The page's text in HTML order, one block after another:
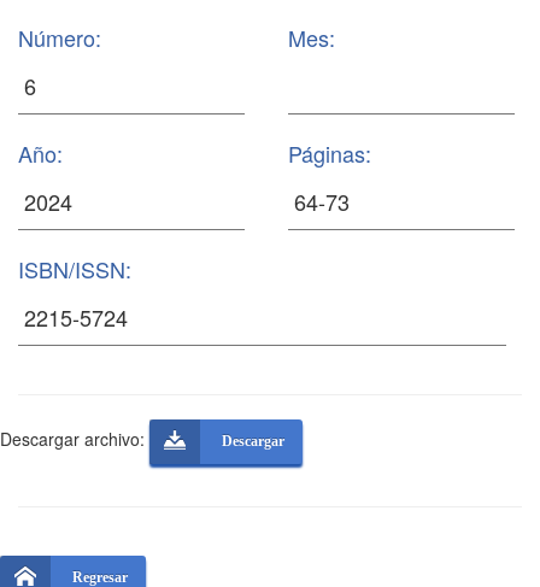
Número: Mes:
Año: Páginas:
ISBN/ISSN:
Descargar archivo: Descargar
Regresar